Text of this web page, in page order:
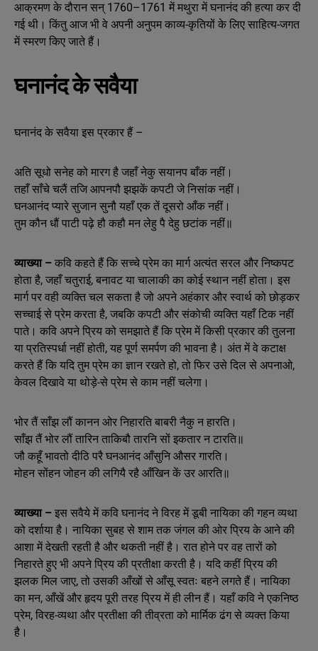
आक्रमण के दौरान सन् 1760–1761 में मथुरा में घनानंद की हत्या कर दी
गई थी। किंतु आज भी वे अपनी अनुपम काव्य-कृतियों के लिए साहित्य-जगत
में स्मरण किए जाते हैं।
घनानंद के सवैया
घनानंद के सवैया इस प्रकार हैं –
अति सूधो सनेह को मारग है जहाँ नेकु सयानप बाँक नहीं।
तहाँ साँचे चलैं तजि आपनपौ झझकें कपटी जे निसांक नहीं।
घनआनंद प्यारे सुजान सुनौ यहाँ एक तें दूसरो आँक नहीं।
तुम कौन धौं पाटी पढ़े हौ कहौ मन लेहु पै देहु छटांक नहीं॥
व्याख्या – कवि कहते हैं कि सच्चे प्रेम का मार्ग अत्यंत सरल और निष्कपट
होता है, जहाँ चतुराई, बनावट या चालाकी का कोई स्थान नहीं होता। इस
मार्ग पर वही व्यक्ति चल सकता है जो अपने अहंकार और स्वार्थ को छोड़कर
सच्चाई से प्रेम करता है, जबकि कपटी और संकोची व्यक्ति यहाँ टिक नहीं
पाते। कवि अपने प्रिय को समझाते हैं कि प्रेम में किसी प्रकार की तुलना
या प्रतिस्पर्धा नहीं होती, यह पूर्ण समर्पण की भावना है। अंत में वे कटाक्ष
करते हैं कि यदि तुम प्रेम का ज्ञान रखते हो, तो फिर उसे दिल से अपनाओ,
केवल दिखावे या थोड़े-से प्रेम से काम नहीं चलेगा।
भोर तैं साँझ लौं कानन ओर निहारति बाबरी नैकु न हारति।
साँझ तैं भोर लौं तारिन ताकिबौ तारनि सों इकतार न टारति॥
जौ कहूँ भावतो दीठि परै घनआनंद आँसुनि औसर गारति।
मोहन सोंहन जोहन की लगियै रहै आँखिन कें उर आरति॥
व्याख्या – इस सवैये में कवि घनानंद ने विरह में डूबी नायिका की गहन व्यथा
को दर्शाया है। नायिका सुबह से शाम तक जंगल की ओर प्रिय के आने की
आशा में देखती रहती है और थकती नहीं है। रात होने पर वह तारों को
निहारते हुए भी अपने प्रिय की प्रतीक्षा करती है। यदि कहीं प्रिय की
झलक मिल जाए, तो उसकी आँखों से आँसू स्वतः बहने लगते हैं। नायिका
का मन, आँखें और हृदय पूरी तरह प्रिय में ही लीन हैं। यहाँ कवि ने एकनिष्ठ
प्रेम, विरह-व्यथा और प्रतीक्षा की तीव्रता को मार्मिक ढंग से व्यक्त किया
है।